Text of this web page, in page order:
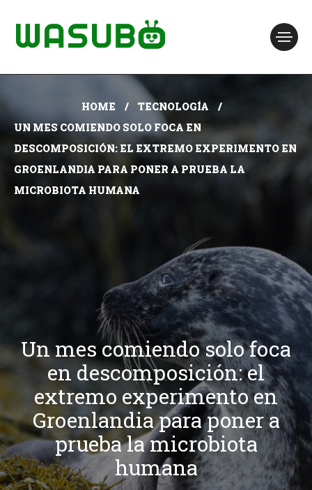
HOME
TECNOLOGÍA
UN MES COMIENDO SOLO FOCA EN
DESCOMPOSICIÓN: EL EXTREMO EXPERIMENTO EN
GROENLANDIA PARA PONER A PRUEBA LA
MICROBIOTA HUMANA
Un mes comiendo solo foca
en descomposición: el
extremo experimento en
Groenlandia para poner a
prueba la microbiota
humana